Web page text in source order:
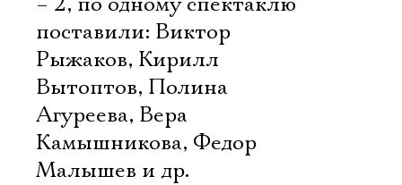
поставили: Виктор
Рыжаков, Кирилл
Вытоптов, Полина
Агуреева, Вера
Камышникова, Федор
Малышев и др.